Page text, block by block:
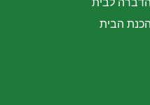
הכנת הבית